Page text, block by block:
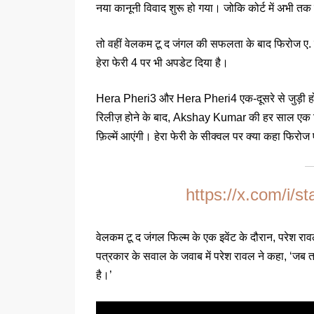
नया कानूनी विवाद शुरू हो गया। जोकि कोर्ट में अभी
तो वहीं वेलकम टू द जंगल की सफलता के बाद फिरोज ए.
हेरा फेरी 4 पर भी अपडेट दिया है।
Hera Pheri3 और Hera Pheri4 एक-दूसरे से जुड़ी
रिलीज़ होने के बाद, Akshay Kumar की हर साल एक
फ़िल्में आएंगी। हेरा फेरी के सीक्वल पर क्या कहा फिरोज
https://x.com/i/
वेलकम टू द जंगल फिल्म के एक इवेंट के दौरान, परेश
पत्रकार के सवाल के जवाब में परेश रावल ने कहा, ‘जब
है।’